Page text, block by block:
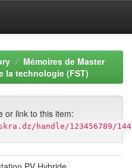
Mémoires de Master
la technologie (FST)
or link to this item:
handle/123456789/